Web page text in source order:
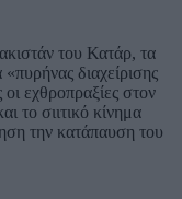
του Κατάρ, τα
διαχείρισης
εχθροπραξίες στον
το σιιτικό κίνημα
την κατάπαυση του